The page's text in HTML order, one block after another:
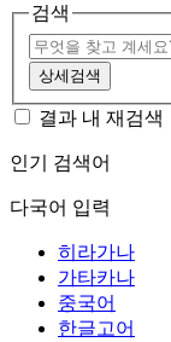
검색
상세검색
결과 내 재검색
인기 검색어
다국어 입력
히라가나
가타카나
중국어
한글고어